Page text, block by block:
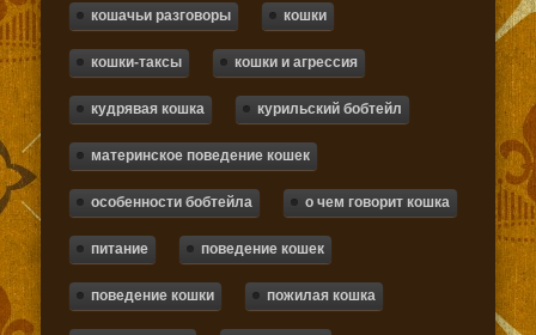
кошачьи разговоры кошки
кошки-таксы кошки и агрессия
кудрявая кошка курильский бобтейл
материнское поведение кошек
особенности бобтейла о чем говорит кошка
питание поведение кошек
поведение кошки пожилая кошка